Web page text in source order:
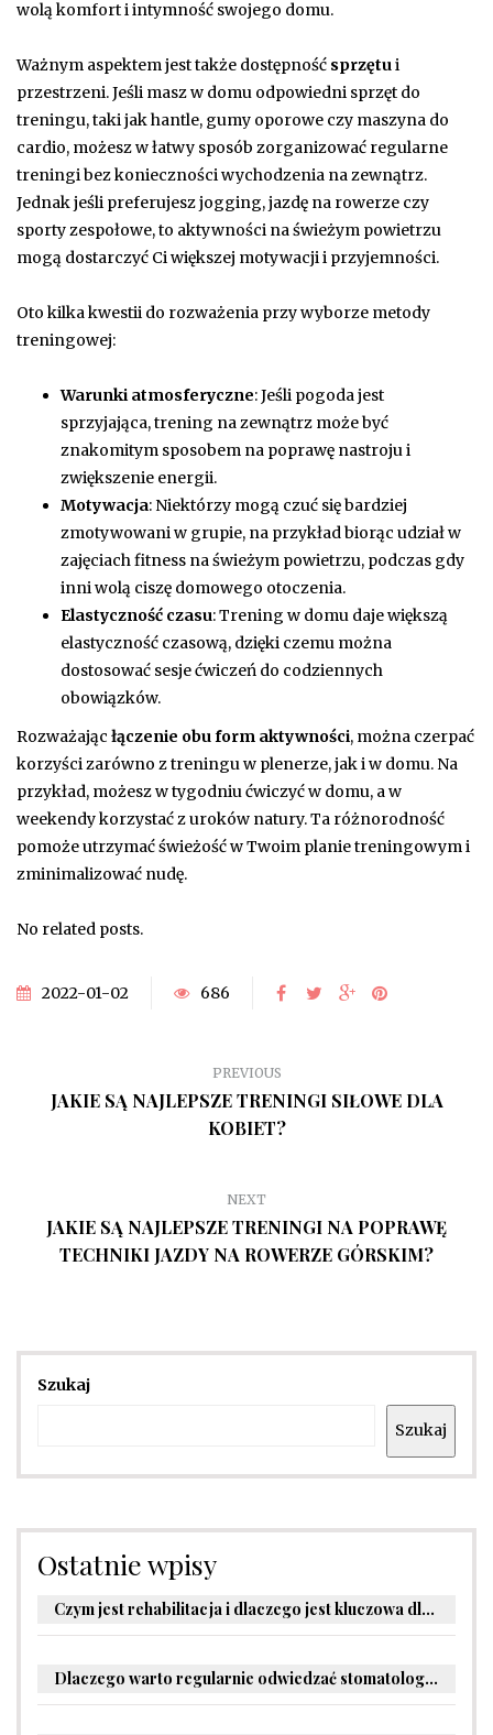
wolą komfort i intymność swojego domu.
Ważnym aspektem jest także dostępność sprzętui
przestrzeni. Jeśli masz w domu odpowiedni sprzęt do
treningu, taki jak hantle, gumy oporowe czy maszyna do
cardio, możesz w łatwy sposób zorganizować regularne
treningi bez konieczności wychodzenia na zewnątrz.
Jednak jeśli preferujesz jogging, jazdę na rowerze czy
sporty zespołowe, to aktywności na świeżym powietrzu
mogą dostarczyć Ci większej motywacji i przyjemności.
Oto kilka kwestii do rozważenia przy wyborze metody
treningowej:
Warunki atmosferyczne: Jeśli pogoda jest
sprzyjająca, trening na zewnątrz może być
znakomitym sposobem na poprawę nastroju i
zwiększenie energii.
Motywacja: Niektórzy mogą czuć się bardziej
zmotywowani w grupie, na przykład biorąc udział w
zajęciach fitness na świeżym powietrzu, podczas gdy
inni wolą ciszę domowego otoczenia.
Elastyczność czasu: Trening w domu daje większą
elastyczność czasową, dzięki czemu można
dostosować sesje ćwiczeń do codziennych
obowiązków.
Rozważając łączenie obu form aktywności, można czerpać
korzyści zarówno z treningu w plenerze, jak i w domu. Na
przykład, możesz w tygodniu ćwiczyć w domu, a w
weekendy korzystać z uroków natury. Ta różnorodność
pomoże utrzymać świeżość w Twoim planie treningowym i
zminimalizować nudę.
No related posts.
2022-01-02 686
PREVIOUS
JAKIE SĄ NAJLEPSZE TRENINGI SIŁOWE DLA
KOBIET?
NEXT
JAKIE SĄ NAJLEPSZE TRENINGI NA POPRAWĘ
TECHNIKI JAZDY NA ROWERZE GÓRSKIM?
Szukaj
Szukaj
Ostatnie wpisy
Czym jest rehabilitacja i dlaczego jest kluczowa dla powrotu do zdrowia?
Dlaczego warto regularnie odwiedzać stomatologa?